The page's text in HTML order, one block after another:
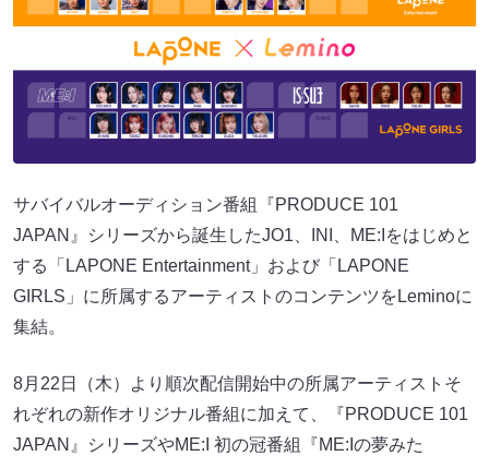
サバイバルオーディション番組『PRODUCE 101
JAPAN』シリーズから誕生したJO1、INI、ME:Iをはじめと
する「LAPONE Entertainment」および「LAPONE
GIRLS」に所属するアーティストのコンテンツをLeminoに
集結。
8月22日（木）より順次配信開始中の所属アーティストそ
れぞれの新作オリジナル番組に加えて、『PRODUCE 101
JAPAN』シリーズやME:I 初の冠番組『ME:Iの夢みた